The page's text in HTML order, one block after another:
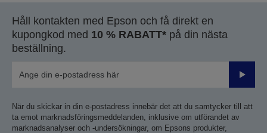
Vi kommer att kontakta dig inom de närmaste
arbetsdagarna.
Håll kontakten med Epson och få direkt en
kupongkod med 10 % RABATT* på din nästa
beställning.
Skicka
När du skickar in din e-postadress innebär det att du samtycker till att
ta emot marknadsföringsmeddelanden, inklusive om utförandet av
marknadsanalyser och -undersökningar, om Epsons produkter,